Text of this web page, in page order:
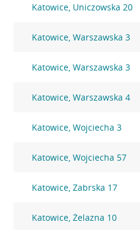
Katowice, Uniczowska 20
Katowice, Warszawska 3
Katowice, Warszawska 3
Katowice, Warszawska 4
Katowice, Wojciecha 3
Katowice, Wojciecha 57
Katowice, Zabrska 17
Katowice, Żelazna 10